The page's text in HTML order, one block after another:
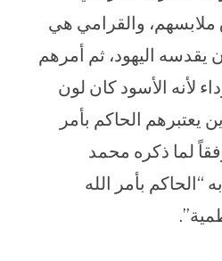
والقرامي هي
اليهود، ثم أمرهم
لأنه الأسود كان لون
يعتبرهم الحاكم بأمر
لما ذكره محمد
“الحاكم بأمر الله